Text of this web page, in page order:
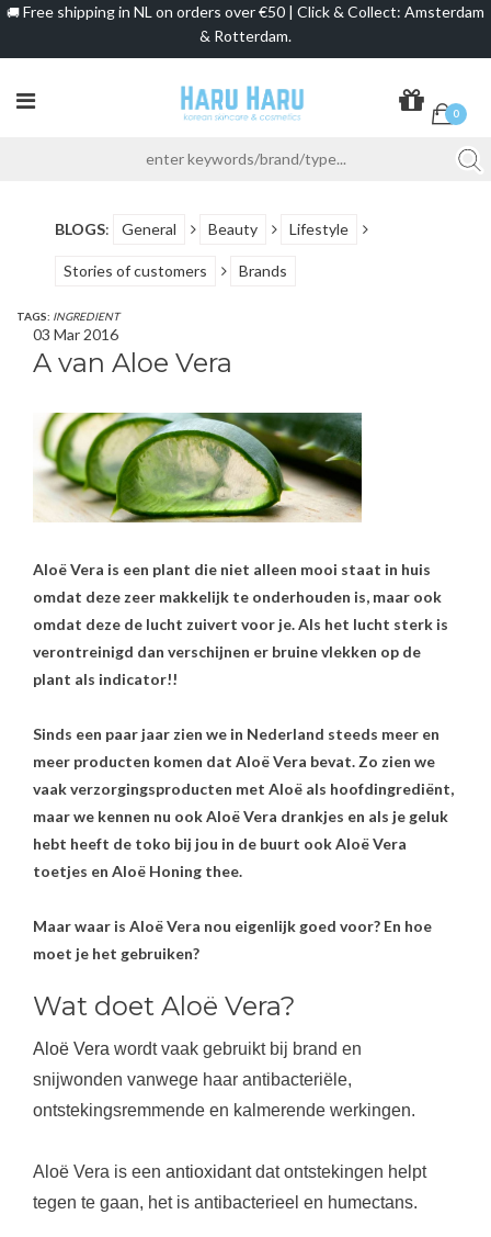
🚚 Free shipping in NL on orders over €50 | Click & Collect: Amsterdam
& Rotterdam.
0
BLOGS: General Beauty Lifestyle
Stories of customers Brands
TAGS: INGREDIENT
03 Mar 2016
A van Aloe Vera
Aloë Vera is een plant die niet alleen mooi staat in huis
omdat deze zeer makkelijk te onderhouden is, maar ook
omdat deze de lucht zuivert voor je. Als het lucht sterk is
verontreinigd dan verschijnen er bruine vlekken op de
plant als indicator!!
Sinds een paar jaar zien we in Nederland steeds meer en
meer producten komen dat Aloë Vera bevat. Zo zien we
vaak verzorgingsproducten met Aloë als hoofdingrediënt,
maar we kennen nu ook Aloë Vera drankjes en als je geluk
hebt heeft de toko bij jou in de buurt ook Aloë Vera
toetjes en Aloë Honing thee.
Maar waar is Aloë Vera nou eigenlijk goed voor? En hoe
moet je het gebruiken?
Wat doet Aloë Vera?
Aloë Vera wordt vaak gebruikt bij brand en
snijwonden vanwege haar antibacteriële,
ontstekingsremmende en kalmerende werkingen.
Aloë Vera is een antioxidantdat ontstekingen helpt
tegen te gaan, het is antibacterieel en humectans.